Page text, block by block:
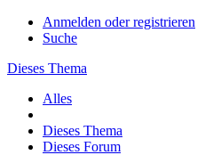
Anmelden oder registrieren
Suche
Dieses Thema
Alles
Dieses Thema
Dieses Forum